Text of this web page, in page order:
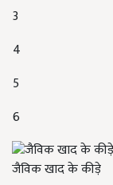
3
4
5
6
जैविक खाद के कीड़े